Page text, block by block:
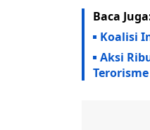
Baca
Koalisi
Aksi
Terorisme